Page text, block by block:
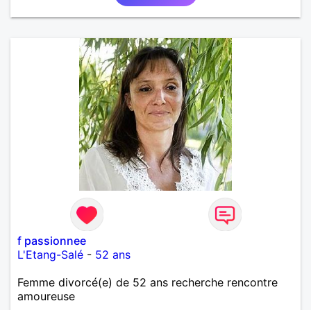
f passionnee
L'Etang-Salé - 52 ans
Femme divorcé(e) de 52 ans recherche rencontre
amoureuse